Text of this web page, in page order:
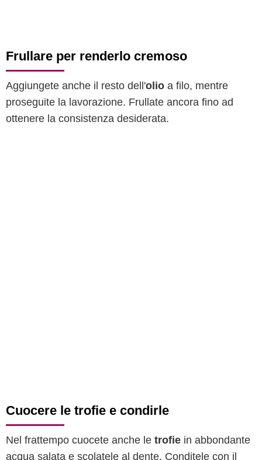
Frullare per renderlo cremoso
Aggiungete anche il resto dell'olio a filo, mentre
proseguite la lavorazione. Frullate ancora fino ad
ottenere la consistenza desiderata.
Cuocere le trofie e condirle
Nel frattempo cuocete anche le trofie in abbondante
acqua salata e scolatele al dente. Conditele con il